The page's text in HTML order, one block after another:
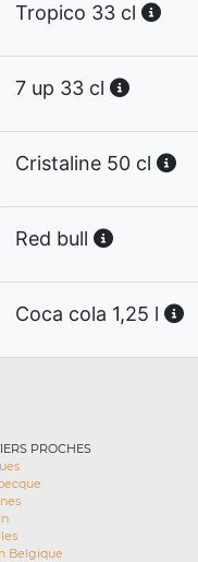
Tropico 33 cl
7 up 33 cl
Cristaline 50 cl
Red bull
Coca cola 1,25 l
PROCHES
Belgique